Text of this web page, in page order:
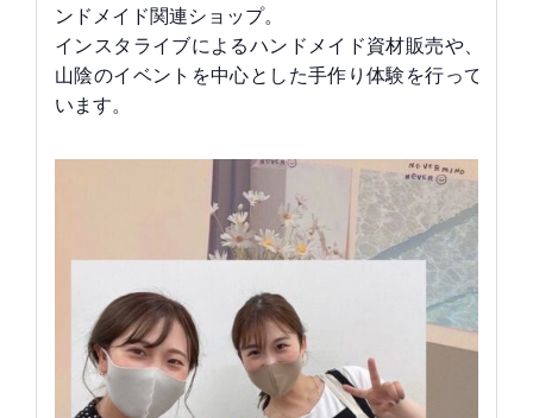
ンドメイド関連ショップ。
インスタライブによるハンドメイド資材販売や、
山陰のイベントを中心とした手作り体験を行って
います。